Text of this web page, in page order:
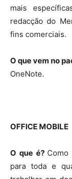
mais
redacção do
fins comerciais.
O que vem no
OneNote.
OFFICE MOBILE
O que é?
para toda e